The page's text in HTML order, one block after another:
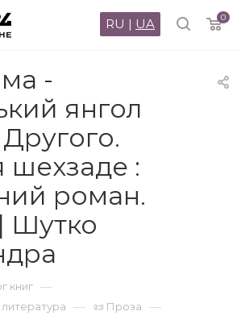
0
RU | UA
-
янгол
шехзаде :
роман.
Шутко
книг —
— 📜 Проза —